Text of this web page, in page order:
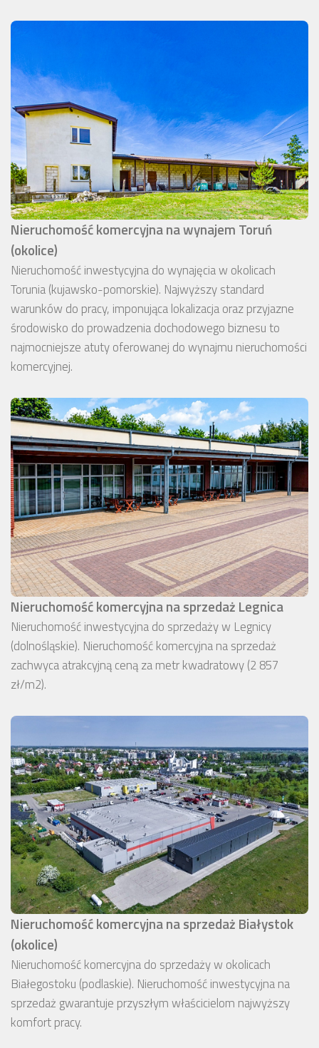
Nieruchomość komercyjna na wynajem Toruń
(okolice)
Nieruchomość inwestycyjna do wynajęcia w okolicach
Torunia (kujawsko-pomorskie). Najwyższy standard
warunków do pracy, imponująca lokalizacja oraz przyjazne
środowisko do prowadzenia dochodowego biznesu to
najmocniejsze atuty oferowanej do wynajmu nieruchomości
komercyjnej.
Nieruchomość komercyjna na sprzedaż Legnica
Nieruchomość inwestycyjna do sprzedaży w Legnicy
(dolnośląskie). Nieruchomość komercyjna na sprzedaż
zachwyca atrakcyjną ceną za metr kwadratowy (2 857
zł/m2).
Nieruchomość komercyjna na sprzedaż Białystok
(okolice)
Nieruchomość komercyjna do sprzedaży w okolicach
Białegostoku (podlaskie). Nieruchomość inwestycyjna na
sprzedaż gwarantuje przyszłym właścicielom najwyższy
komfort pracy.